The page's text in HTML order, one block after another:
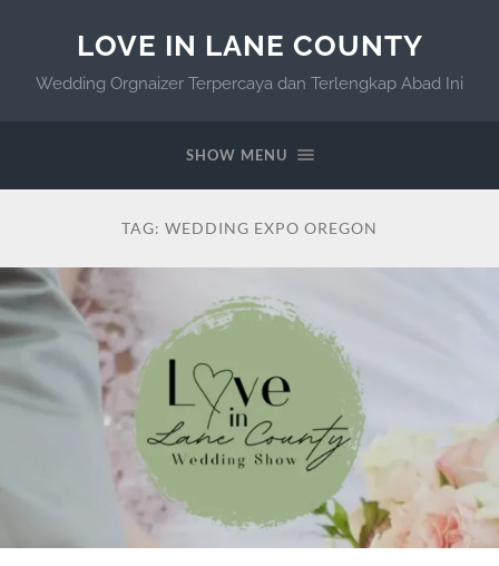
LOVE IN LANE COUNTY
Wedding Orgnaizer Terpercaya dan Terlengkap Abad Ini
SHOW MENU
TAG: WEDDING EXPO OREGON